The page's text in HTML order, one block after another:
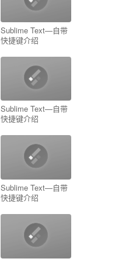
Sublime Text—自带
快捷键介绍
Sublime Text—自带
快捷键介绍
Sublime Text—自带
快捷键介绍